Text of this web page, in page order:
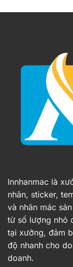
Innhanmac là
nhãn, sticker,
và nhãn mác
từ số lượng nhỏ
tại xưởng, đảm
độ nhanh cho
doanh.